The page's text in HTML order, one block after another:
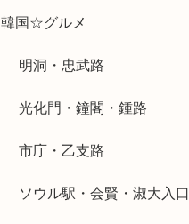
韓国☆グルメ
明洞・忠武路
光化門・鐘閣・鍾路
市庁・乙支路
ソウル駅・会賢・淑大入口